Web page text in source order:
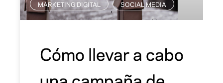
MARKETING DIGITAL , SOCIAL MEDIA
Cómo llevar a cabo